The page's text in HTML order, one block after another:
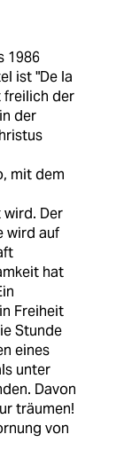
1986
ist "De la
freilich der
der
mit dem
Der
wird auf
hat
Freiheit
Stunde
eines
unter
Davon
träumen!
von